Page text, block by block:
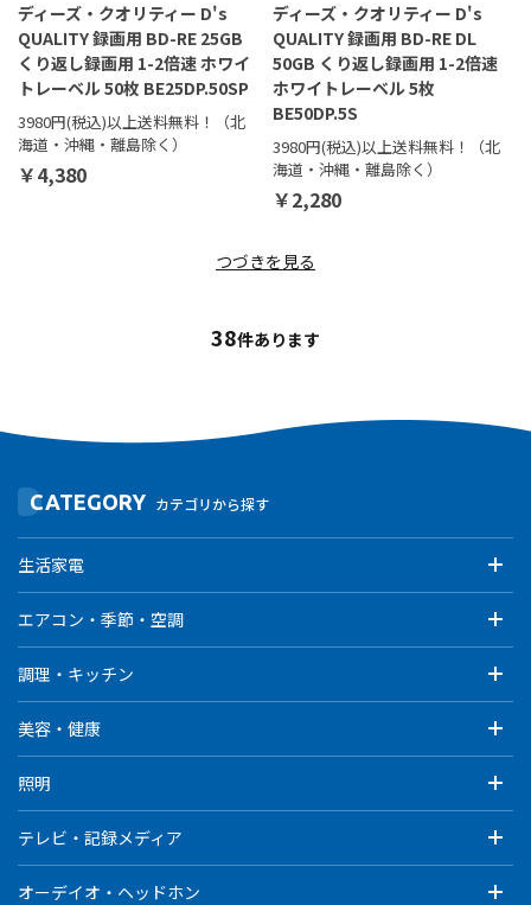
ディーズ・クオリティー D's
QUALITY 録画用 BD-RE 25GB
くり返し録画用 1-2倍速 ホワイ
トレーベル 50枚 BE25DP.50SP
3980円(税込)以上送料無料！（北
海道・沖縄・離島除く）
￥4,380
ディーズ・クオリティー D's
QUALITY 録画用 BD-RE DL
50GB くり返し録画用 1-2倍速
ホワイトレーベル 5枚
BE50DP.5S
3980円(税込)以上送料無料！（北
海道・沖縄・離島除く）
￥2,280
つづきを見る
38件あります
CATEGORY カテゴリから探す
生活家電
エアコン・季節・空調
調理・キッチン
美容・健康
照明
テレビ・記録メディア
オーデイオ・ヘッドホン